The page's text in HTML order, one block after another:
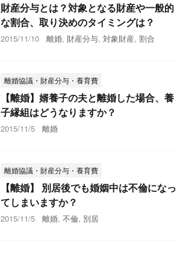
財産分与とは？対象となる財産や一般的
な割合、取り決めのタイミングは？
2015/11/10 離婚, 財産分与, 対象財産, 割合
離婚協議・財産分与・養育費
【離婚】婿養子の夫と離婚した場合、養
子縁組はどうなりますか？
2015/11/5 離婚
離婚協議・財産分与・養育費
【離婚】 別居後でも婚姻中は不倫になっ
てしまいますか？
2015/11/5 離婚, 不倫, 別居